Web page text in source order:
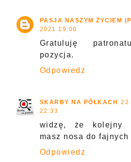
PASJA NASZYM ŻYCIEM
2021 19:00
Gratuluję
pozycja.
Odpowiedz
SKARBY NA PÓŁKACH
22
22:33
widzę, że kolejny
masz nosa do
Odpowiedz